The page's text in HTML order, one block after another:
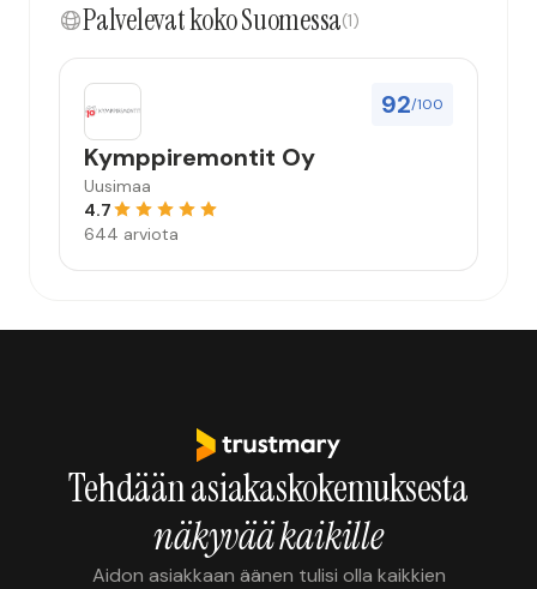
mahdollisuus että palveluita käytän”
Palvelevat koko Suomessa(1)
92/100
Kymppiremontit Oy
Uusimaa
4.7
644 arviota
Tehdään asiakaskokemuksesta
näkyvää kaikille
Aidon asiakkaan äänen tulisi olla kaikkien